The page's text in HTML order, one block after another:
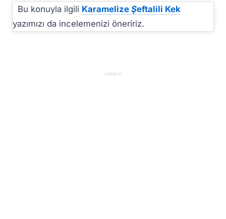
Bu konuyla ilgili Karamelize Şeftalili Kek
yazımızı da incelemenizi öneririz.
reklam